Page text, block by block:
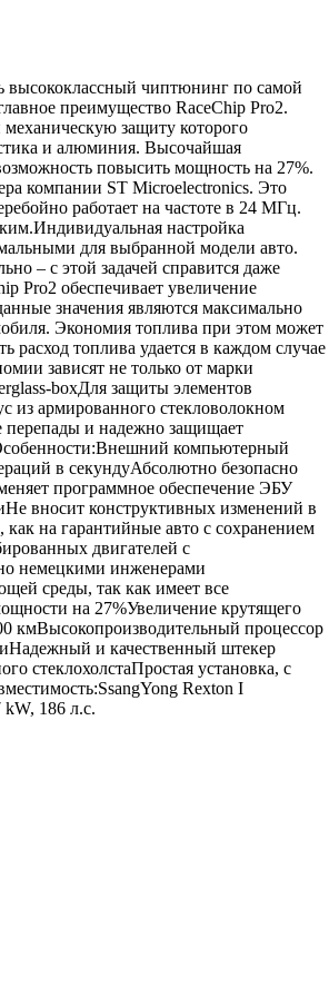
высококлассный чиптюнинг по самой
преимущество RaceChip Pro2.
защиту которого
и алюминия. Высочайшая
повысить мощность на 27%.
компании ST Microelectronics. Это
работает на частоте в 24 МГц.
настройка
для выбранной модели авто.
– с этой задачей справится даже
Pro2 обеспечивает увеличение
значения являются максимально
Экономия топлива при этом может
расход топлива удается в каждом случае
зависят не только от марки
boxДля защиты элементов
из армированного стекловолокном
перепады и надежно защищает
компьютерный
в секундуАбсолютно безопасно
программное обеспечение ЭБУ
вносит конструктивных изменений в
на гарантийные авто с сохранением
двигателей с
немецкими инженерами
среды, так как имеет все
на 27%Увеличение крутящего
кмВысокопроизводительный процессор
и качественный штекер
стеклохолстаПростая установка, с
Rexton I
186 л.с.